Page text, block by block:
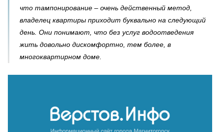
что тампонирование – очень действенный метод,
владелец квартиры приходит буквально на следующий
день. Они понимают, что без услуг водоотведения
жить довольно дискомфортно, тем более, в
многоквартирном доме.